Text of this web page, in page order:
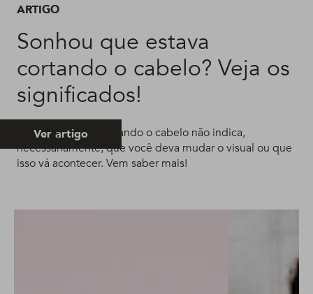
ARTIGO
Sonhou que estava
cortando o cabelo? Veja os
significados!
Sonhar que está cortando o cabelo não indica,
necessariamente, que você deva mudar o visual ou que
isso vá acontecer. Vem saber mais!
Ver artigo